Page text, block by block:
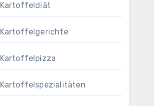
Kartoffeldiät
Kartoffelgerichte
Kartoffelpizza
Kartoffelspezialitäten